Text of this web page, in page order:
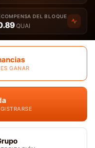
DEL BLOQUE
QUAI
GANAR